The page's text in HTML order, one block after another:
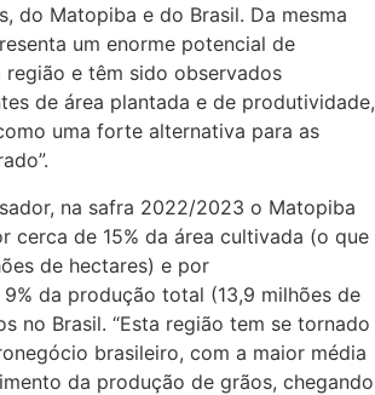
do Matopiba e do Brasil. Da mesma
um enorme potencial de
região e têm sido observados
de área plantada e de produtividade,
uma forte alternativa para as
na safra 2022/2023 o Matopiba
cerca de 15% da área cultivada (o que
de hectares) e por
da produção total (13,9 milhões de
no Brasil. “Esta região tem se tornado
brasileiro, com a maior média
da produção de grãos, chegando